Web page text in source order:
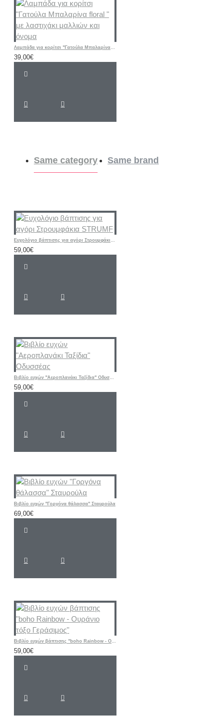
Λαμπάδα για κορίτσι "Γατούλα Μπαλαρίνα floral " με λαστιχάκι μαλλιών και όνομα
39,00€
Same category Same brand
Ευχολόγιο βάπτισης για αγόρι Στρουμφάκια STRUMF
59,00€
Βιβλίο ευχών "Αεροπλανάκι Ταξίδια" Οδυσσέας
59,00€
Βιβλίο ευχών "Γοργόνα θάλασσα" Σταυρούλα
69,00€
Βιβλίο ευχών βάπτισης "boho Rainbow - Ουράνιο τόξο Γεράσιμος"
59,00€